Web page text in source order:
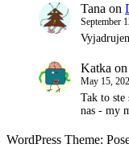
Tana on
September
Katka on
May 15,
Tak to ste
nas - my
WordPress Theme: